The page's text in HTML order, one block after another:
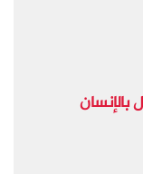
بالإنسان